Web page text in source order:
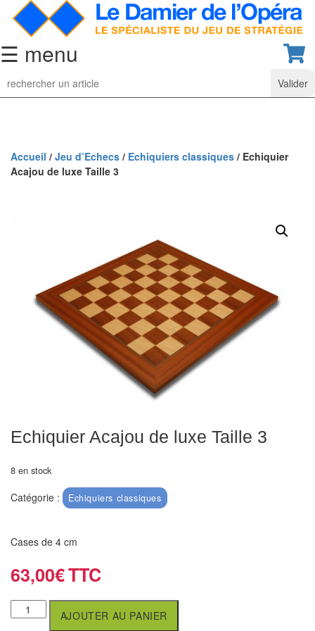
☰ menu
Jeu
d’Echecs
collection
classiques
Coffrets
Echiquiers
électroniques
Echiquiers
&
clubs
Echiquiers
muraux/Plein
Accueil / Jeu d’Echecs / Echiquiers classiques / Echiquier
Acajou de luxe Taille 3
Echiquier Acajou de luxe Taille 3
8 en stock
Catégorie : Echiquiers classiques
Cases de 4 cm
63,00€
AJOUTER AU PANIER